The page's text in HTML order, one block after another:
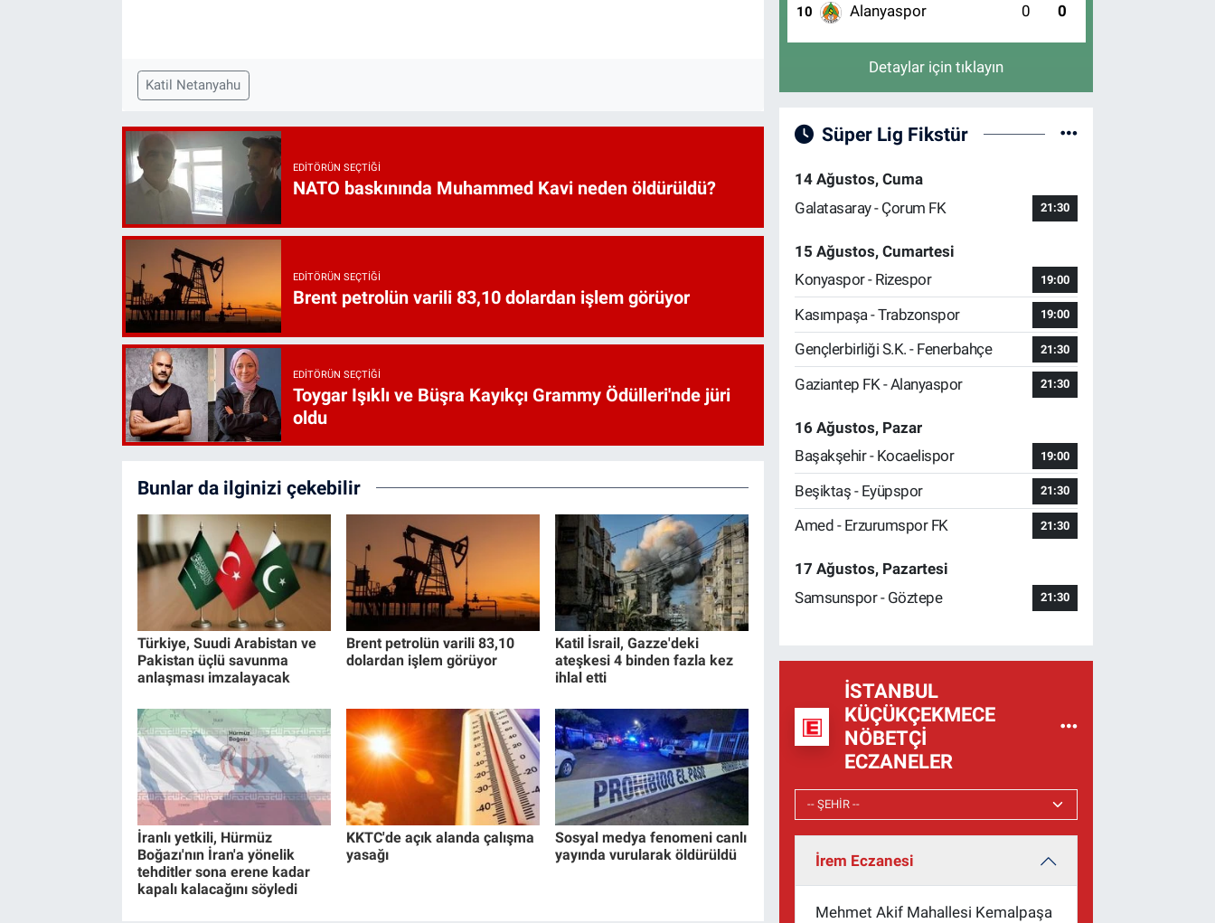
Katil Netanyahu
EDITÖRÜN SEÇTIĞI
NATO baskınında Muhammed Kavi neden öldürüldü?
EDITÖRÜN SEÇTIĞI
Brent petrolün varili 83,10 dolardan işlem görüyor
EDITÖRÜN SEÇTIĞI
Toygar Işıklı ve Büşra Kayıkçı Grammy Ödülleri'nde jüri
oldu
Bunlar da ilginizi çekebilir
Türkiye, Suudi Arabistan ve
Pakistan üçlü savunma
anlaşması imzalayacak
Brent petrolün varili 83,10
dolardan işlem görüyor
Katil İsrail, Gazze'deki
ateşkesi 4 binden fazla kez
ihlal etti
İranlı yetkili, Hürmüz
Boğazı'nın İran'a yönelik
tehditler sona erene kadar
kapalı kalacağını söyledi
KKTC'de açık alanda çalışma
yasağı
Sosyal medya fenomeni canlı
yayında vurularak öldürüldü
10 Alanyaspor 0 0
Detaylar için tıklayın
Süper Lig Fikstür
14 Ağustos, Cuma
Galatasaray - Çorum FK
21:30
15 Ağustos, Cumartesi
Konyaspor - Rizespor
19:00
Kasımpaşa - Trabzonspor 19:00
Gençlerbirliği S.K. - Fenerbahçe 21:30
Gaziantep FK - Alanyaspor 21:30
16 Ağustos, Pazar
Başakşehir - Kocaelispor
19:00
Beşiktaş - Eyüpspor 21:30
Amed - Erzurumspor FK 21:30
17 Ağustos, Pazartesi
Samsunspor - Göztepe
21:30
İSTANBUL
KÜÇÜKÇEKMECE
NÖBETÇI
ECZANELER
İrem Eczanesi
Mehmet Akif Mahallesi Kemalpaşa